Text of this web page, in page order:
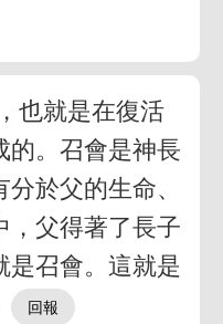
也就是在復活
的。召會是神長
於父的生命、
，父得著了長子
是召會。這就是